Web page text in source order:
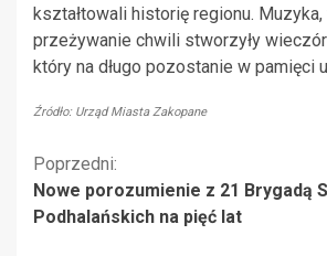
kształtowali historię regionu.
przeżywanie chwili stworzyły wieczór
który na długo pozostanie w pamięci
Źródło: Urząd Miasta Zakopane
Kontynuuj
czytanie
Poprzedni:
Nowe porozumienie z 21 Brygadą
Podhalańskich na pięć lat